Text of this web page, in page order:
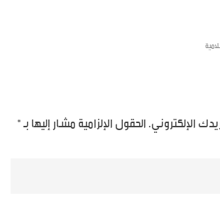
الإلكتروني.الحقول الإلزامية مشار إليها بـ*